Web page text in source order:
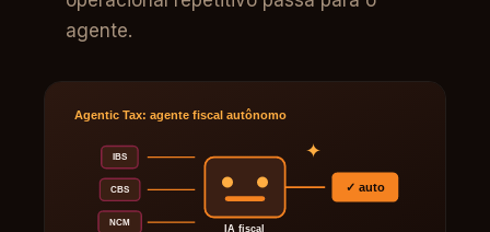
agente.